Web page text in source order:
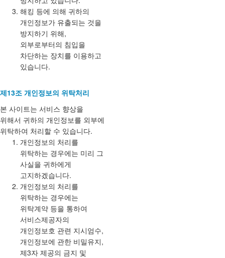
해킹 등에 의해 귀하의
개인정보가 유출되는 것을
방지하기 위해,
외부로부터의 침입을
차단하는 장치를 이용하고
있습니다.
제13조 개인정보의 위탁처리
본 사이트는 서비스 향상을
위해서 귀하의 개인정보를 외부에
위탁하여 처리할 수 있습니다.
개인정보의 처리를
위탁하는 경우에는 미리 그
사실을 귀하에게
고지하겠습니다.
개인정보의 처리를
위탁하는 경우에는
위탁계약 등을 통하여
서비스제공자의
개인정보호 관련 지시엄수,
개인정보에 관한 비밀유지,
제3자 제공의 금지 및